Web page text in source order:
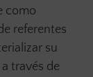
como
referentes
su
través de